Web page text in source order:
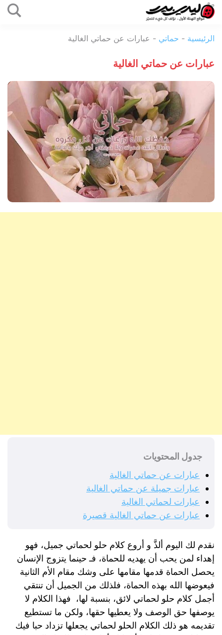
المحتوى
بيرد
الرئيسية - حماتي - عبارات عن حماتي الغالية
عبارات عن حماتي الغالية
جدول المحتويات
عبارات عن حماتي الغالية
عبارات جميلة عن حماتي الغالية
عبارات لحماتي الغالية
عبارات عن حماتي الغالية قصيرة
نقدم لك اليوم ألذَّ و أروع كلام حلو لحماتي جميل، فهو
إهداء لمن يحب أن يهديه للحماة، فـ حينما يتزوج الإنسان
يحصل الحماة قدمها مقامها على وشك مقام الأم الثانية
فيعوضها الله بهذه الحماة، فلذلك من الجميل أن تنتقي
أجمل كلام حلو لحماتي لائق، بنسبة لها، فهذا الكلام لا
يوصفها حق الوصف ولا يعطيها حقها، ولكن ما تستطيع
تقديمه هو ذلك الكلام الحلو لحماتي يجعلها تزداد حبا فيك